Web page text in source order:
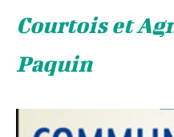
Courtois et
Paquin